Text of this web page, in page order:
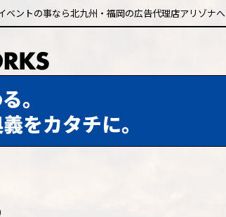
ベントの事なら北九州・福岡の広告代理店アリゾナへ
。
をカタチに。